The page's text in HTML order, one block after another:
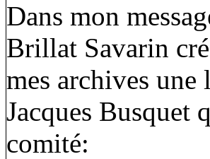
Dans mon
Brillat Savarin
mes archives
Jacques Busquet
comité: